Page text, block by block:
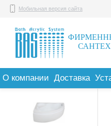
Мобильная версия сайта
О компании Доставка